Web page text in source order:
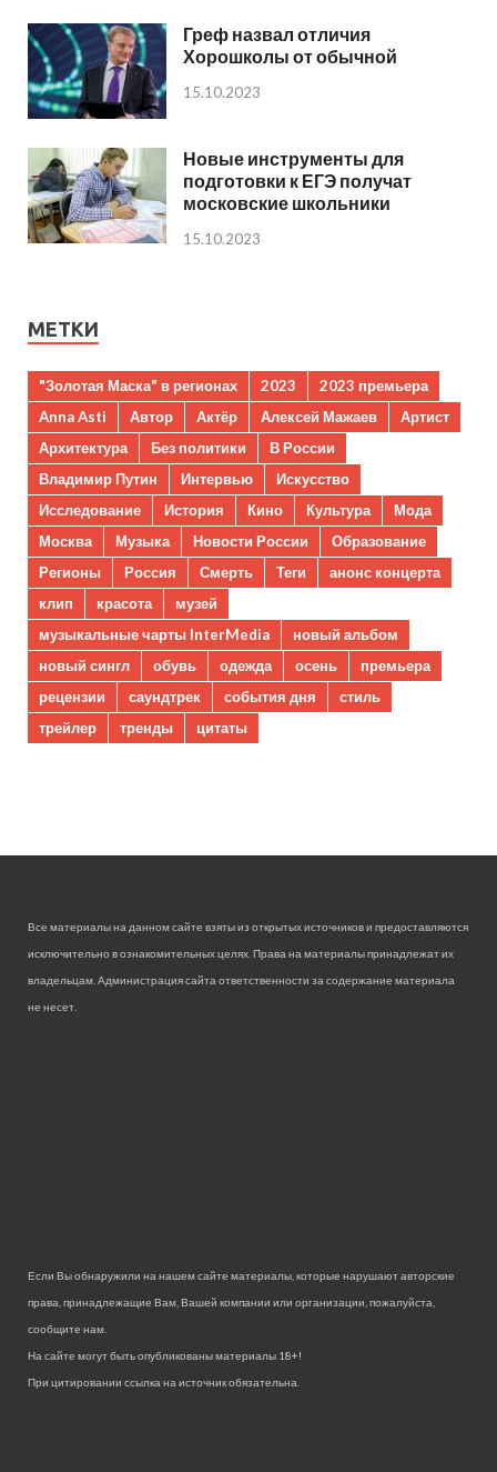
Греф назвал отличия
Хорошколы от обычной
15.10.2023
Новые инструменты для
подготовки к ЕГЭ получат
московские школьники
15.10.2023
МЕТКИ
"Золотая Маска" в регионах 2023
2023 премьера
Anna Asti
Автор Актёр Алексей Мажаев
Артист
Архитектура
Без политики
В России
Владимир Путин
Интервью
Искусство
Исследование
История Кино Культура
Мода
Москва
Музыка Новости России
Образование
Регионы
Россия Смерть Теги
анонс концерта
клип
красота
музей
музыкальные чарты InterMedia
новый альбом
новый сингл
обувь одежда осень
премьера
рецензии
саундтрек события дня
стиль
трейлер
тренды цитаты
Все материалы на данном сайте взяты из открытых источников и предоставляются
исключительно в ознакомительных целях. Права на материалы принадлежат их
владельцам. Администрация сайта ответственности за содержание материала
не несет.
Если Вы обнаружили на нашем сайте материалы, которые нарушают авторские
права, принадлежащие Вам, Вашей компании или организации, пожалуйста,
сообщите нам.
На сайте могут быть опубликованы материалы 18+!
При цитировании ссылка на источник обязательна.